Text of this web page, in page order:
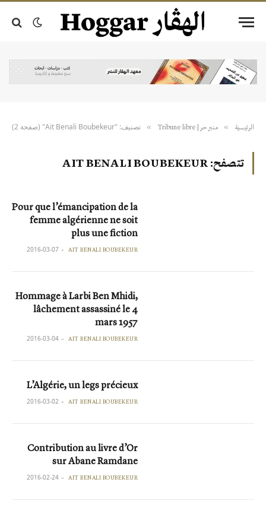
الرئيسية » منبر حر | Tribune libre » تصنيف: "Ait Benali Boubekeur" (صفحة 2)
تتصفح:AIT BENALI BOUBEKEUR
Pour que l’émancipation de la
femme algérienne ne soit
plus une fiction
AIT BENALI BOUBEKEUR
2016-03-07
Hommage à Larbi Ben Mhidi,
lâchement assassiné le 4
mars 1957
AIT BENALI BOUBEKEUR
2016-03-04
L’Algérie, un legs précieux
AIT BENALI BOUBEKEUR
2016-03-02
Contribution au livre d’Or
sur Abane Ramdane
AIT BENALI BOUBEKEUR
2016-02-24